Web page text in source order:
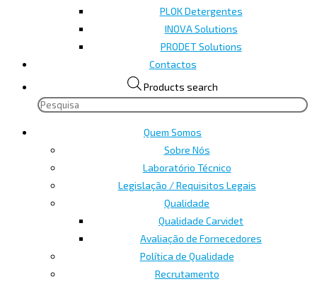
PLOK Detergentes
INOVA Solutions
PRODET Solutions
Contactos
Products search
Quem Somos
Sobre Nós
Laboratório Técnico
Legislação / Requisitos Legais
Qualidade
Qualidade Carvidet
Avaliação de Fornecedores
Política de Qualidade
Recrutamento